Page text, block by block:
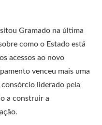
Gramado na última
como o Estado está
acessos ao novo
venceu mais uma
liderado pela
a construir a